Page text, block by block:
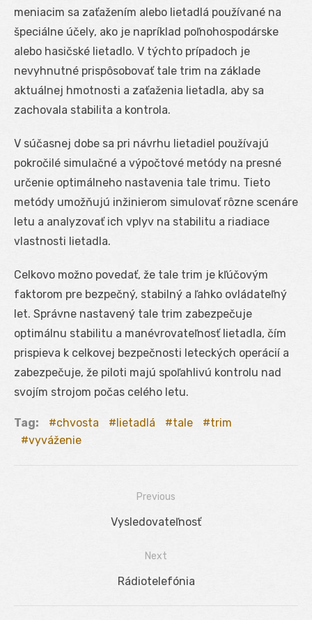
meniacim sa zaťažením alebo lietadlá používané na
špeciálne účely, ako je napríklad poľnohospodárske
alebo hasičské lietadlo. V týchto prípadoch je
nevyhnutné prispôsobovať tale trim na základe
aktuálnej hmotnosti a zaťaženia lietadla, aby sa
zachovala stabilita a kontrola.
V súčasnej dobe sa pri návrhu lietadiel používajú
pokročilé simulačné a výpočtové metódy na presné
určenie optimálneho nastavenia tale trimu. Tieto
metódy umožňujú inžinierom simulovať rôzne scenáre
letu a analyzovať ich vplyv na stabilitu a riadiace
vlastnosti lietadla.
Celkovo možno povedať, že tale trim je kľúčovým
faktorom pre bezpečný, stabilný a ľahko ovládateľný
let. Správne nastavený tale trim zabezpečuje
optimálnu stabilitu a manévrovateľnosť lietadla, čím
prispieva k celkovej bezpečnosti leteckých operácií a
zabezpečuje, že piloti majú spoľahlivú kontrolu nad
svojím strojom počas celého letu.
Tag: chvosta lietadlá tale
trim
vyváženie
Previous
Previous
Vysledovateľnosť
Next
Next
Rádiotelefónia